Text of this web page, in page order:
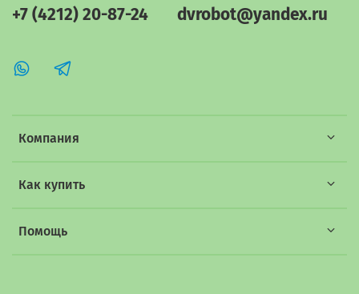
Компания
Как купить
Помощь
+7 (4212) 20-87-24 dvrobot@yandex.ru